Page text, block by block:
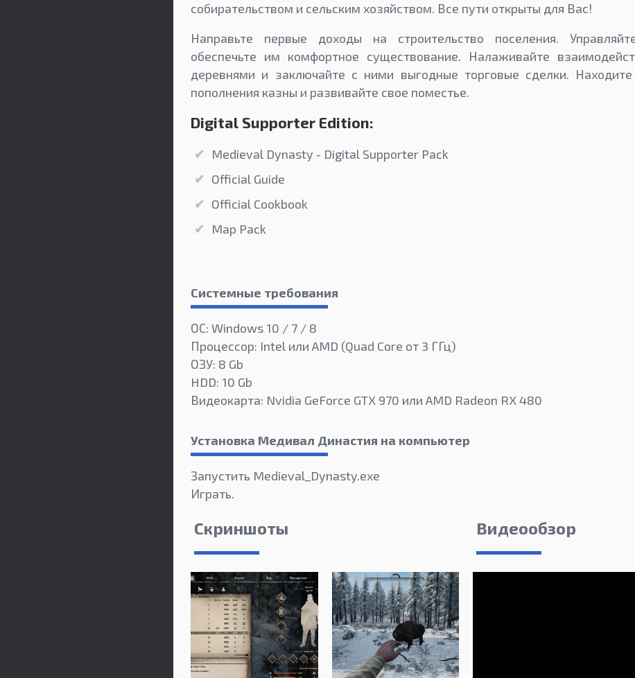
собирательством и сельским хозяйством. Все пути открыты для Вас!
Направьте первые доходы на строительство поселения.
обеспечьте им комфортное существование. Налаживайте
деревнями и заключайте с ними выгодные торговые сделки. Находите
пополнения казны и развивайте свое поместье.
Digital Supporter Edition:
Medieval Dynasty - Digital Supporter Pack
Official Guide
Official Cookbook
Map Pack
Системные требования
ОС: Windows 10 / 7 / 8
Процессор: Intel или AMD (Quad Core от 3 ГГц)
ОЗУ: 8 Gb
HDD: 10 Gb
Видеокарта: Nvidia GeForce GTX 970 или AMD Radeon RX 480
Установка Медивал Династия на компьютер
Запустить Medieval_Dynasty.exe
Играть.
Скриншоты Видеообзор